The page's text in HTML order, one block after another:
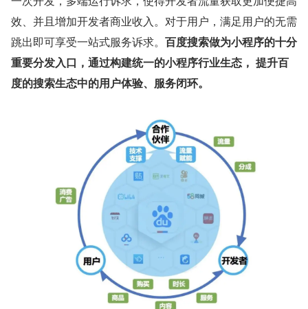
效、并且增加开发者商业收入。对于用户，满足用户的无需
跳出即可享受一站式服务诉求。 百度搜索做为小程序的十分
重要分发入口，通过构建统一的小程序行业生态， 提升百
度的搜索生态中的用户体验、服务闭环。